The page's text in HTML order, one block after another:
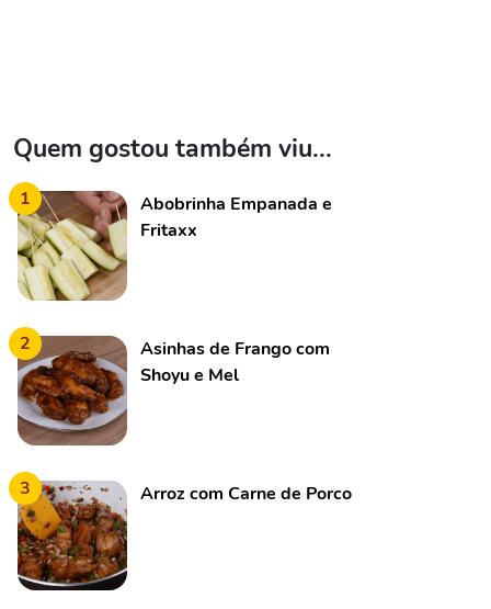
Quem gostou também viu...
1
Abobrinha Empanada e
Fritaxx
2
Asinhas de Frango com
Shoyu e Mel
3 Arroz com Carne de Porco